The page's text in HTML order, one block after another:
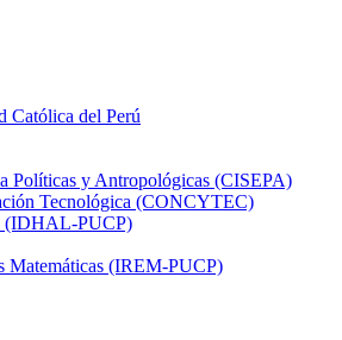
Católica del Perú
Políticas y Antropológicas (CISEPA)
Tecnológica (CONCYTEC)
(IDHAL-PUCP)
Matemáticas (IREM-PUCP)